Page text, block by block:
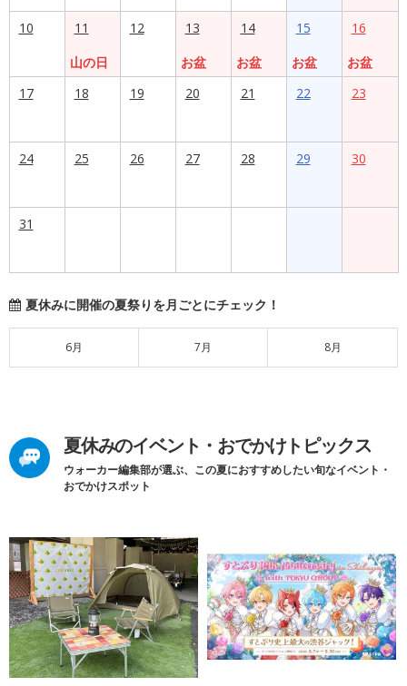
10
11
山の日
12
13
お盆
14
お盆
15
お盆
16
お盆
17
18 19 20 21 22 23
24 25 26 27 28 29 30
31
夏休みに開催の夏祭りを月ごとにチェック！
6月 7月 8月
夏休みのイベント・おでかけトピックス
ウォーカー編集部が選ぶ、この夏におすすめしたい旬なイベント・
おでかけスポット